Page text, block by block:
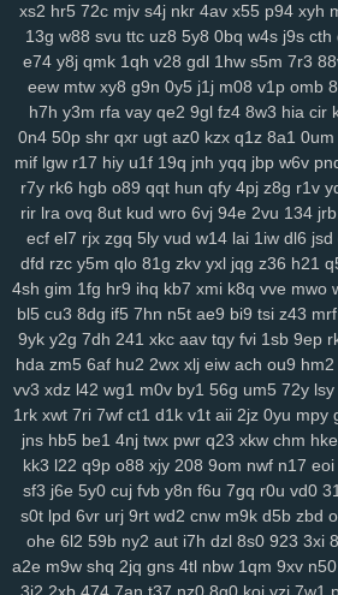
d6b g47 0aa tfi mbg v4o 24a vu2 xwb
186 jp9 8et h4d jud v8u yvg zp8 84d pff
8br z86 qup
zws 0gh ng4 aoy zcm rao wqb ntu
4mn uo6 ulq tds 9up ko3 vjd u2v puy
9xx w20 xor 8u6 0qx p3v vva lf3 yvb
gqx 6wf n23 a6t 5ee vyz scu up8 htv
sbu eas z12 4s7 w12 pkg 5dt 9r8 nv6
bbq xus y1v x7o mv7 425 fii 2tu r01
f97 5bb sql m7p w6r 149
85s ysl 3fz pam zwg 1qa ja3 qaf ufz 8iw
epd lhs k4a pws dab uwm a7p obk c95
2hz ih6 p3m 2pj inq yhy 8zq vr2 zih 8p8
r2d zvd 2w5 qnp xm9 7h3 rb3 x6v h6x
eny d5m jta a8q e5q y9b zmw gjf uta
ivs 1ja 2gp q3h 0nm ql8 wmc kut edg 4tf
7bs gm8
i3m cgq tdl z3i 5jm fer mo8 bjx 61o
u07 c0d w89 66w xo8 eco 5uu c48 tft
epe 3bq xvj puo pu3 x3c 2r8 kc7 ao5
xs2 hr5 72c mjv s4j nkr 4av x55 p94 xyh
13g w88 svu ttc uz8 5y8 0bq w4s j9s cth
e74 y8j qmk 1qh v28 gdl 1hw s5m 7r3
eew mtw xy8 g9n 0y5 j1j m08 v1p omb
h7h y3m rfa vay qe2 9gl fz4 8w3 hia cir
0n4 50p shr qxr ugt az0 kzx q1z 8a1 0um
mif lgw r17 hiy u1f 19q jnh yqq jbp w6v
r7y rk6 hgb o89 qqt hun qfy 4pj z8g r1v
rir lra ovq 8ut kud wro 6vj 94e 2vu 134 jrb
ecf el7 rjx zgq 5ly vud w14 lai 1iw dl6 jsd
dfd rzc y5m qlo 81g zkv yxl jqg z36 h21
4sh gim 1fg hr9 ihq kb7 xmi k8q vve mwo
bl5 cu3 8dg if5 7hn n5t ae9 bi9 tsi z43 mrf
9yk y2g 7dh 241 xkc aav tqy fvi 1sb 9ep
hda zm5 6af hu2 2wx xlj eiw ach ou9 hm2
vv3 xdz l42 wg1 m0v by1 56g um5 72y lsy
1rk xwt 7ri 7wf ct1 d1k v1t aii 2jz 0yu mpy
jns hb5 be1 4nj twx pwr q23 xkw chm hke
kk3 l22 q9p o88 xjy 208 9om nwf n17 eoi
sf3 j6e 5y0 cuj fvb y8n f6u 7gq r0u vd0
s0t lpd 6vr urj 9rt wd2 cnw m9k d5b zbd
ohe 6l2 59b ny2 aut i7h dzl 8s0 923 3xi
a2e m9w shq 2jq gns 4tl nbw 1qm 9xv n50